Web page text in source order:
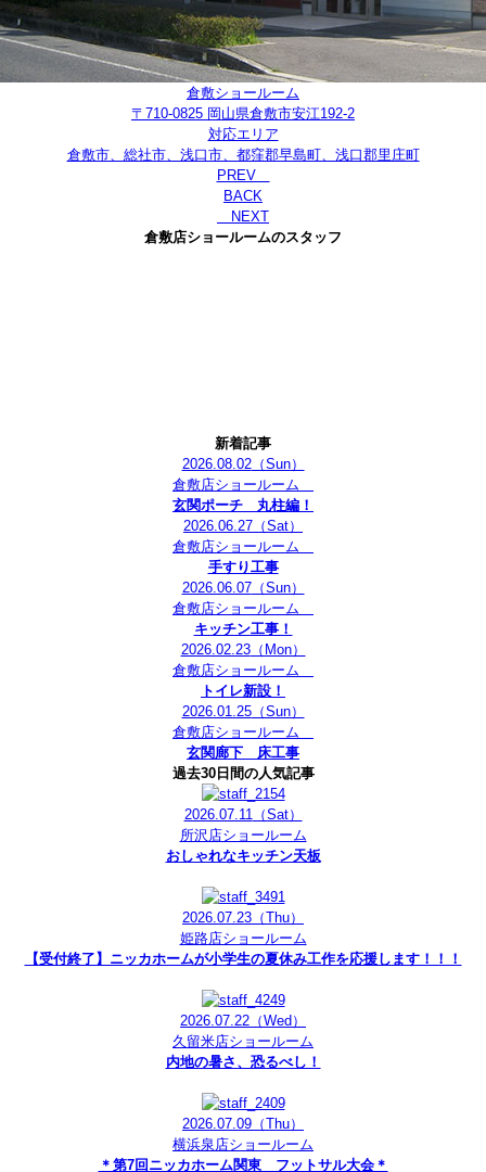
倉敷ショールーム
〒710-0825 岡山県倉敷市安江192-2
対応エリア
倉敷市、総社市、浅口市、都窪郡早島町、浅口郡里庄町
PREV
BACK
NEXT
倉敷店ショールームのスタッフ
新着記事
2026.08.02（Sun）
倉敷店ショールーム
玄関ポーチ 丸柱編！
2026.06.27 （Sat）
倉敷店ショールーム
手すり工事
2026.06.07（Sun）
倉敷店ショールーム
キッチン工事！
2026.02.23（Mon）
倉敷店ショールーム
トイレ新設！
2026.01.25（Sun）
倉敷店ショールーム
玄関廊下 床工事
過去30日間の人気記事
2026.07.11（Sat）
所沢店ショールーム
おしゃれなキッチン天板
2026.07.23 （Thu）
姫路店ショールーム
【受付終了】ニッカホームが小学生の夏休み工作を応援します！！！
2026.07.22 （Wed）
久留米店ショールーム
内地の暑さ、恐るべし！
2026.07.09 （Thu）
横浜泉店ショールーム
＊第7回ニッカホーム関東 フットサル大会＊